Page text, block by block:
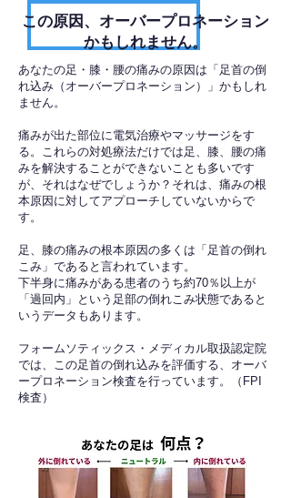
​この原因、オーバープロネーション
かもしれません。
あなたの足・膝・腰の痛みの原因は「足首の倒
れ込み（オーバープロネーション）」かもしれ
ません。
痛みが出た部位に電気治療やマッサージをす
る。これらの対処療法だけでは足、膝、腰の痛
みを解決することができないことも多いです
が、それはなぜでしょうか？それは、痛みの根
本原因に対してアプローチしていないからで
す。
足、膝の痛みの根本原因の多くは「足首の倒れ
こみ」であると言われています。
下半身に痛みがある患者のうち約70％以上が
「過回内」という足部の倒れこみ状態であると
いうデータもあります。
フォームソティックス・メディカル取扱認定院
では、この足首の倒れ込みを評価する、オーバ
ープロネーション検査を行っています。（FPI
検査）​